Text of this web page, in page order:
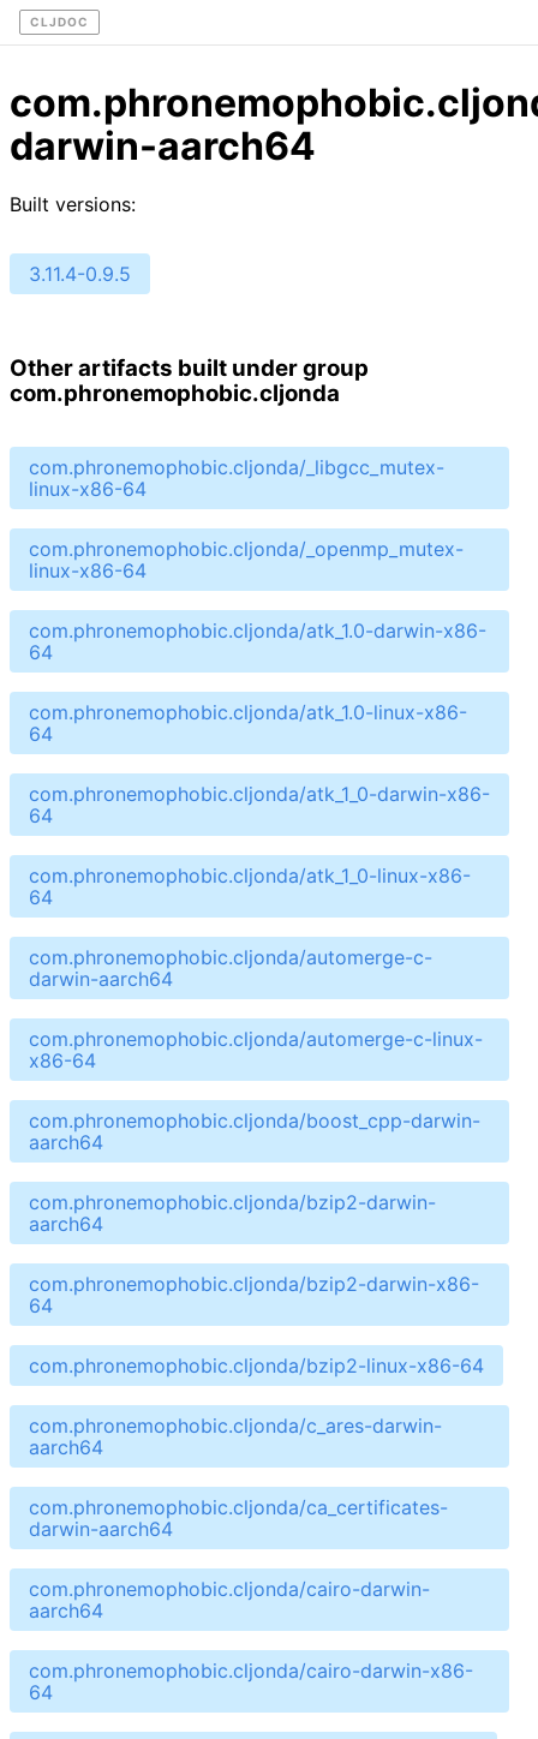
CLJDOC
darwin-aarch64
Built versions:
3.11.4-0.9.5
Other artifacts built under group
com.phronemophobic.cljonda
com.phronemophobic.cljonda/_libgcc_mutex-
linux-x86-64
com.phronemophobic.cljonda/_openmp_mutex-
linux-x86-64
com.phronemophobic.cljonda/atk_1.0-darwin-x86-
64
com.phronemophobic.cljonda/atk_1.0-linux-x86-
64
com.phronemophobic.cljonda/atk_1_0-darwin-x86-
64
com.phronemophobic.cljonda/atk_1_0-linux-x86-
64
com.phronemophobic.cljonda/automerge-c-
darwin-aarch64
com.phronemophobic.cljonda/automerge-c-linux-
x86-64
com.phronemophobic.cljonda/boost_cpp-darwin-
aarch64
com.phronemophobic.cljonda/bzip2-darwin-
aarch64
com.phronemophobic.cljonda/bzip2-darwin-x86-
64
com.phronemophobic.cljonda/bzip2-linux-x86-64
com.phronemophobic.cljonda/c_ares-darwin-
aarch64
com.phronemophobic.cljonda/ca_certificates-
darwin-aarch64
com.phronemophobic.cljonda/cairo-darwin-
aarch64
com.phronemophobic.cljonda/cairo-darwin-x86-
64